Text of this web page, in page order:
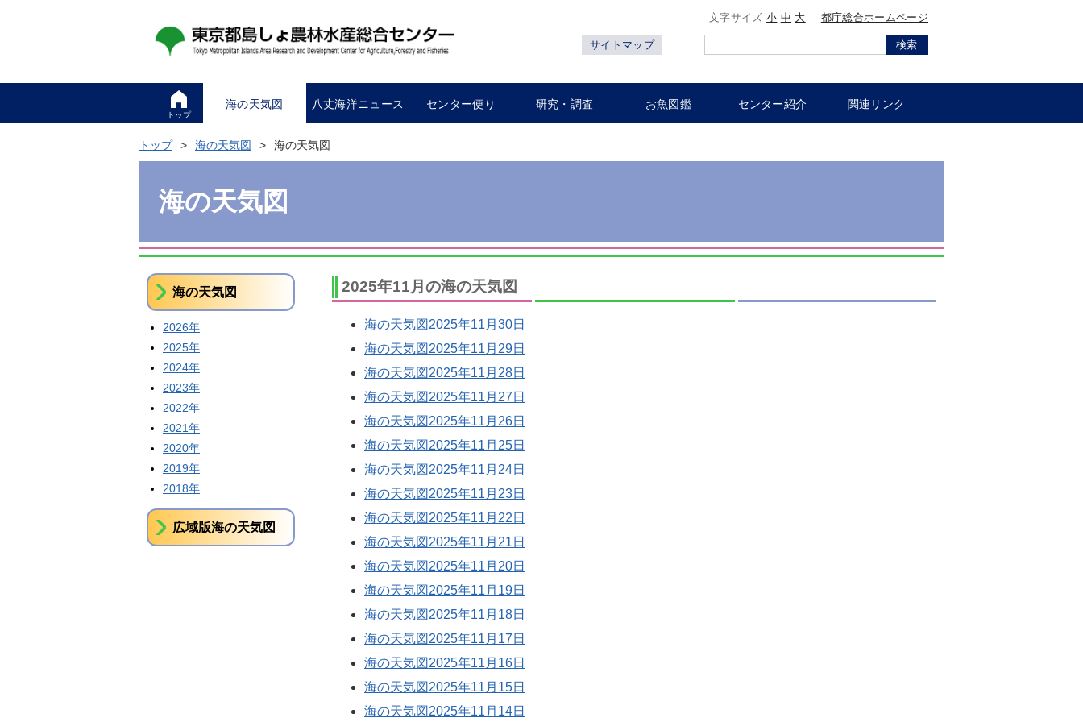
文字サイズ小 中 大 都庁総合ホームページ
サイトマップ 検索
トップ
海の天気図 八丈海洋ニュース センター便り 研究・調査 お魚図鑑 センター紹介 関連リンク
トップ 海の天気図 海の天気図
海の天気図
2025年11月の海の天気図
海の天気図2025年11月30日
海の天気図2025年11月29日
海の天気図2025年11月28日
海の天気図2025年11月27日
海の天気図2025年11月26日
海の天気図2025年11月25日
海の天気図2025年11月24日
海の天気図2025年11月23日
海の天気図2025年11月22日
海の天気図2025年11月21日
海の天気図2025年11月20日
海の天気図2025年11月19日
海の天気図2025年11月18日
海の天気図2025年11月17日
海の天気図2025年11月16日
海の天気図2025年11月15日
海の天気図2025年11月14日
海の天気図
2026年
2025年
2024年
2023年
2022年
2021年
2020年
2019年
2018年
広域版海の天気図